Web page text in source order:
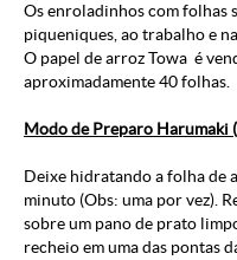
Os enroladinhos com folhas
piqueniques, ao trabalho e
O papel de arroz Towa é
aproximadamente 40 folhas.
Modo de Preparo Harumaki
Deixe hidratando a folha de
minuto (Obs: uma por vez).
sobre um pano de prato
recheio em uma das pontas